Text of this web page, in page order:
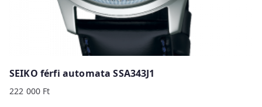
SEIKO férfi automata SSA343J1
222 000 Ft